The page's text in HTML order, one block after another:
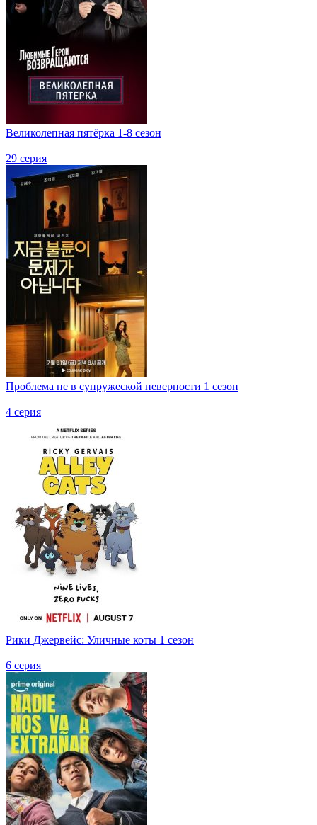
Великолепная пятёрка 1-8 сезон
29 серия
Проблема не в супружеской неверности 1 сезон
4 серия
Рики Джервейс: Уличные коты 1 сезон
6 серия